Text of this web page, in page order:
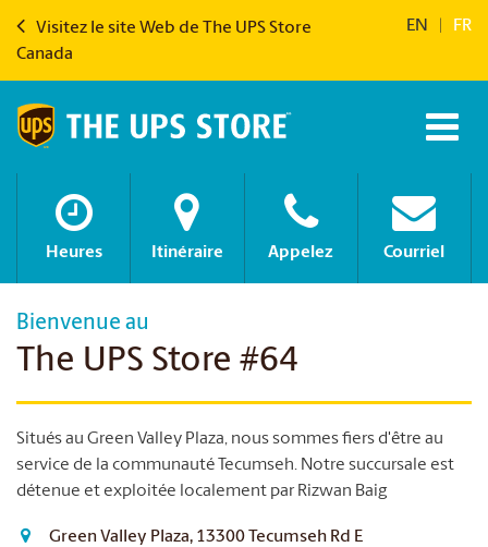
Visitez le site Web de The UPS Store
Canada
EN FR
Heures Itinéraire Appelez Courriel
Bienvenue au
The UPS Store #64
Situés au Green Valley Plaza, nous sommes fiers d'être au
service de la communauté Tecumseh. Notre succursale est
détenue et exploitée localement par Rizwan Baig
Green Valley Plaza, 13300 Tecumseh Rd E